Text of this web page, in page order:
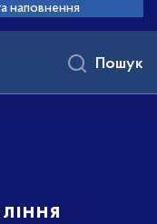
наповнення
Пошук